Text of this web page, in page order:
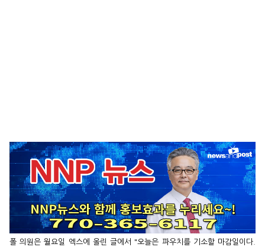
폴 의원은 월요일 엑스에 올린 글에서 "오늘은 파우치를 기소할 마감일이다.